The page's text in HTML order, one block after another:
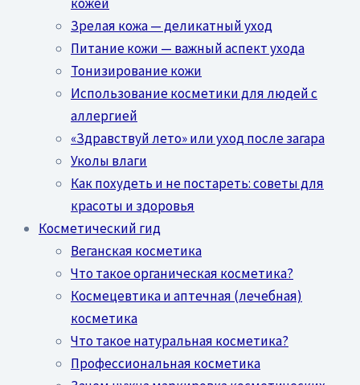
Зрелая кожа — деликатный уход
Питание кожи — важный аспект ухода
Тонизирование кожи
Использование косметики для людей с
аллергией
«Здравствуй лето» или уход после загара
Уколы влаги
Как похудеть и не постареть: советы для
красоты и здоровья
Косметический гид
Веганская косметика
Что такое органическая косметика?
Космецевтика и аптечная (лечебная)
косметика
Что такое натуральная косметика?
Профессиональная косметика